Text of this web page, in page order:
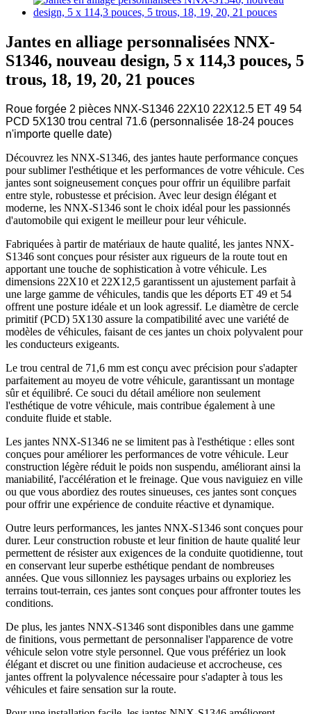
Jantes en alliage personnalisées NNX-
S1346, nouveau design, 5 x 114,3 pouces, 5
trous, 18, 19, 20, 21 pouces
Roue forgée 2 pièces NNX-S1346 22X10 22X12.5 ET 49 54
PCD 5X130 trou central 71.6 (personnalisée 18-24 pouces
n'importe quelle date)
Découvrez les NNX-S1346, des jantes haute performance conçues
pour sublimer l'esthétique et les performances de votre véhicule. Ces
jantes sont soigneusement conçues pour offrir un équilibre parfait
entre style, robustesse et précision. Avec leur design élégant et
moderne, les NNX-S1346 sont le choix idéal pour les passionnés
d'automobile qui exigent le meilleur pour leur véhicule.
Fabriquées à partir de matériaux de haute qualité, les jantes NNX-
S1346 sont conçues pour résister aux rigueurs de la route tout en
apportant une touche de sophistication à votre véhicule. Les
dimensions 22X10 et 22X12,5 garantissent un ajustement parfait à
une large gamme de véhicules, tandis que les déports ET 49 et 54
offrent une posture idéale et un look agressif. Le diamètre de cercle
primitif (PCD) 5X130 assure la compatibilité avec une variété de
modèles de véhicules, faisant de ces jantes un choix polyvalent pour
les conducteurs exigeants.
Le trou central de 71,6 mm est conçu avec précision pour s'adapter
parfaitement au moyeu de votre véhicule, garantissant un montage
sûr et équilibré. Ce souci du détail améliore non seulement
l'esthétique de votre véhicule, mais contribue également à une
conduite fluide et stable.
Les jantes NNX-S1346 ne se limitent pas à l'esthétique : elles sont
conçues pour améliorer les performances de votre véhicule. Leur
construction légère réduit le poids non suspendu, améliorant ainsi la
maniabilité, l'accélération et le freinage. Que vous naviguiez en ville
ou que vous abordiez des routes sinueuses, ces jantes sont conçues
pour offrir une expérience de conduite réactive et dynamique.
Outre leurs performances, les jantes NNX-S1346 sont conçues pour
durer. Leur construction robuste et leur finition de haute qualité leur
permettent de résister aux exigences de la conduite quotidienne, tout
en conservant leur superbe esthétique pendant de nombreuses
années. Que vous sillonniez les paysages urbains ou exploriez les
terrains tout-terrain, ces jantes sont conçues pour affronter toutes les
conditions.
De plus, les jantes NNX-S1346 sont disponibles dans une gamme
de finitions, vous permettant de personnaliser l'apparence de votre
véhicule selon votre style personnel. Que vous préfériez un look
élégant et discret ou une finition audacieuse et accrocheuse, ces
jantes offrent la polyvalence nécessaire pour s'adapter à tous les
véhicules et faire sensation sur la route.